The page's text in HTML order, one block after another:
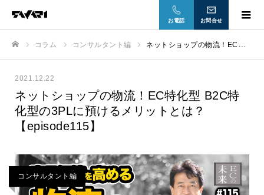
お電話 お問合せ
コラム コンサルタント編 ネットショップの物流！EC特化型 B2C特化型の3PLに預けるメリットとは？ 【episode115】
2021.12.22
ネットショップの物流！EC特化型 B2C特
化型の3PLに預けるメリットとは？
【episode115】
コンサルタント編